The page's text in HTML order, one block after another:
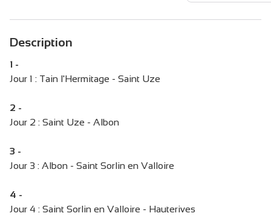
Description
1 -
Jour 1 : Tain l'Hermitage - Saint Uze
2 -
Jour 2 : Saint Uze - Albon
3 -
Jour 3 : Albon - Saint Sorlin en Valloire
4 -
Jour 4 : Saint Sorlin en Valloire - Hauterives